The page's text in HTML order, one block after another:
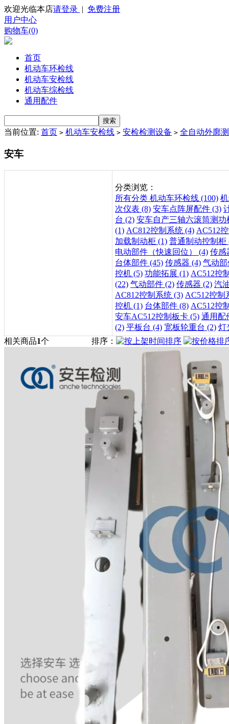
欢迎光临本店请登录 | 免费注册
用户中心
购物车(0)
首页
机动车环检线
机动车安检线
机动车综检线
通用配件
当前位置: 首页 > 机动车安检线 > 安检检测设备 > 全自动外廓
安车
分类浏览：
所有分类 机动车环检线 (100)
次仪表 (8) 安车点阵屏配件 (3)
台 (2) 安车自产三轴六滚筒测功
(1) AC812控制系统 (4) AC512
加载制动柜 (1) 普通制动控制柜
电动部件（快速回位） (4) 传感
台体部件 (45) 传感器 (4) 气动部
控机 (5) 功能拓展 (1) AC512控
(22) 气动部件 (2) 传感器 (2) 汽
AC812控制系统 (3) AC512控制
控机 (1) 台体部件 (8) AC512控
安车AC512控制板卡 (5) 通用配
(2) 平板台 (4) 宽板轮重台 (2) 灯
相关商品1个 排序：